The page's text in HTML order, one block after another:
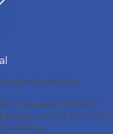
goede service.
adviseur
tijd rondom
woning.